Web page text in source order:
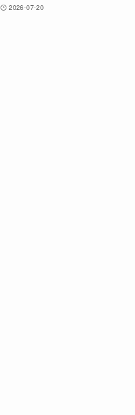
2026-07-20